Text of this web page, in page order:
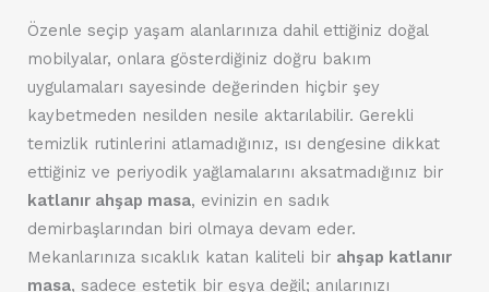
Özenle seçip yaşam alanlarınıza dahil ettiğiniz doğal
mobilyalar, onlara gösterdiğiniz doğru bakım
uygulamaları sayesinde değerinden hiçbir şey
kaybetmeden nesilden nesile aktarılabilir. Gerekli
temizlik rutinlerini atlamadığınız, ısı dengesine dikkat
ettiğiniz ve periyodik yağlamalarını aksatmadığınız bir
katlanır ahşap masa, evinizin en sadık
demirbaşlarından biri olmaya devam eder.
Mekanlarınıza sıcaklık katan kaliteli bir ahşap katlanır
masa, sadece estetik bir eşya değil; anılarınızı